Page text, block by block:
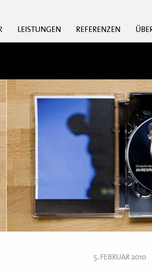
LEISTUNGEN REFERENZEN
5. FEBRUAR 2010